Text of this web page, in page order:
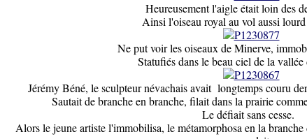
Heureusement l'aigle était loin des
Ainsi l'oiseau royal au vol aussi
Ne put voir les oiseaux de Minerve,
Statufiés dans le beau ciel de la vallée
Jérémy Béné, le sculpteur névachais avait longtemps couru
Sautait de branche en branche, filait dans la prairie
Le défiait sans cesse.
Alors le jeune artiste l'immobilisa, le métamorphosa en la